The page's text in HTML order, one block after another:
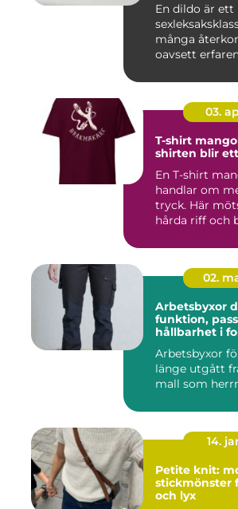
En dildo är ett
många
oavsett
03.
T-shirt
shirten blir
En T-shirt
handlar om
tryck. Här
hårda riff och
02.
Arbetsbyxor
funktion,
hållbarhet i
Arbetsbyxor
länge utgått
mall som
14.
Petite knit:
stickmönster
och lyx